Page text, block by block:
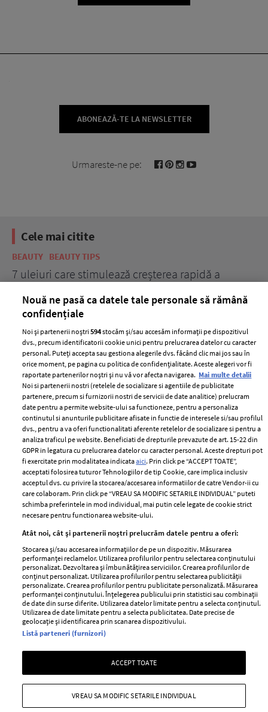
ABONEAZĂ-TE LA NEWSLETTER
Urmareste-ne pe:
Cele mai citite
BEAUTY BEAUTY TIPS
7 uleiuri care stimulează creșterea rapidă a
ELLE Style Awards
2024
Despre ELLE
Romania
Contact
Abonamente
Termeni si conditii
Politica de
confidențialitate
Politica de cookies
Publicitate
GSP
Unica
Baby
Retete
femei
Viva
Avantaje
Retete practice
Pariază responsabil! Decizia ONJN nr. 821/25.09.2025.
Jocurile de noroc sunt interzise minorilor.
Copyright © 2026 Ringier Romania SRL
Nouă ne pasă ca datele tale personale să rămână
confidențiale
Noi și partenerii noștri594stocăm și/sau accesăm informații pe dispozitivul
dvs., precum identificatorii cookie unici pentru prelucrarea datelor cu caracter
personal. Puteți accepta sau gestiona alegerile dvs. făcând clic mai jos sau în
orice moment, pe pagina cu politica de confidențialitate. Aceste alegeri vor fi
raportate partenerilor noștri și nu vă vor afecta navigarea. Mai multe detalii
Noi si partenerii nostri (retelele de socializare si agentiile de publicitate
partenere, precum si furnizorii nostri de servicii de date analitice) prelucram
date pentru a permite website-ului sa functioneze, pentru a personaliza
continutul si anunturile publicitare afisate in functie de interesele si/sau profilul
dvs., pentru a va oferi functionalitati aferente retelelor de socializare si pentru a
analiza traficul pe website. Beneficiati de drepturile prevazute de art. 15-22 din
GDPR in legatura cu prelucrarea datelor cu caracter personal. Aceste drepturi pot
fi exercitate prin modalitatea indicataaici. Prin click pe “ACCEPT TOATE”,
acceptati folosirea tuturor Tehnologiilor de tip Cookie, care implica inclusiv
acceptul dvs. cu privire la stocarea/accesarea informatiilor de catre Vendor-ii cu
care colaboram. Prin click pe “VREAU SA MODIFIC SETARILE INDIVIDUAL” puteti
schimba preferintele in mod individual, mai putin cele legate de cookie strict
necesare pentru functionarea website-ului.
Atât noi, cât și partenerii noștri prelucrăm datele pentru a oferi:
Stocarea și/sau accesarea informațiilor de pe un dispozitiv. Măsurarea
performanței reclamelor. Utilizarea profilurilor pentru selectarea conținutului
personalizat. Dezvoltarea și îmbunătățirea serviciilor. Crearea profilurilor de
conținut personalizat. Utilizarea profilurilor pentru selectarea publicității
personalizate. Crearea profilurilor pentru publicitate personalizată. Măsurarea
performanței conținutului. Înțelegerea publicului prin statistici sau combinații
de date din surse diferite. Utilizarea datelor limitate pentru a selecta conținutul.
Utilizarea de date limitate pentru a selecta publicitatea. Date precise de
geolocație și identificarea prin scanarea dispozitivului.
Listă parteneri (furnizori)
ACCEPT TOATE
VREAU SA MODIFIC SETARILE INDIVIDUAL